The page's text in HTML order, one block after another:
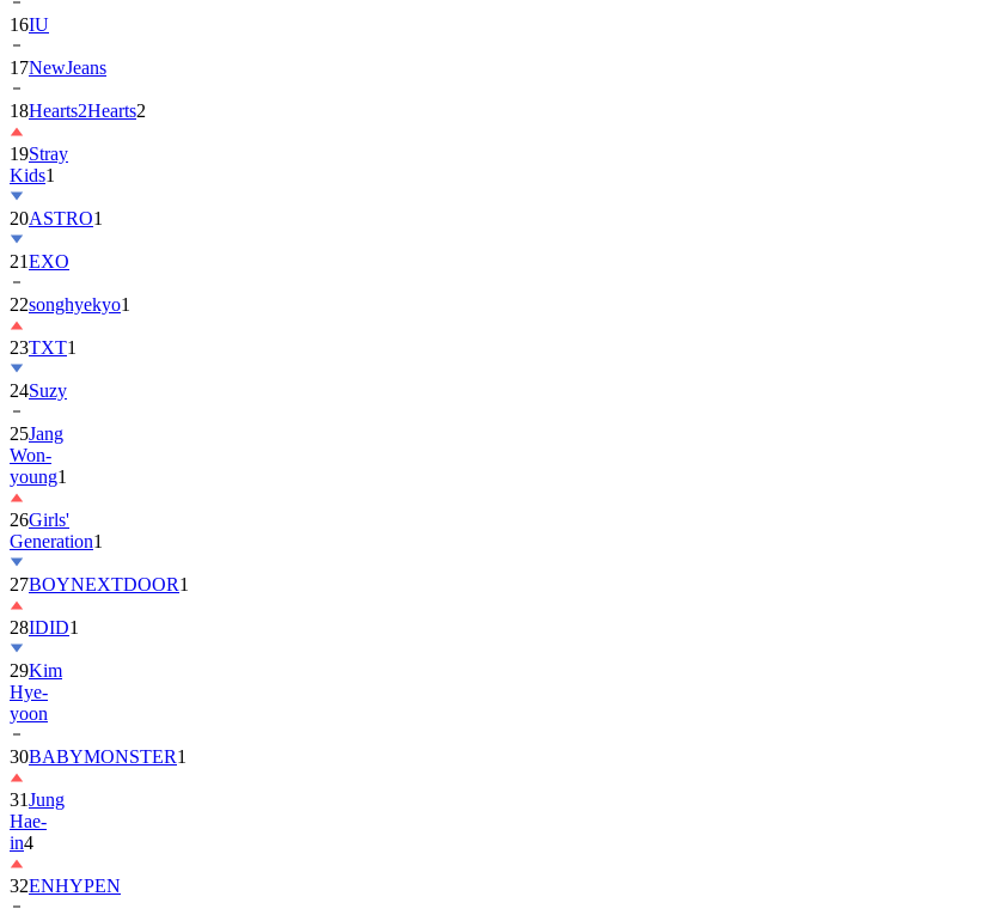
17NewJeans
18Hearts2Hearts
19Stray
Kids
20ASTRO
21EXO
22songhyekyo
23TXT1
24Suzy
25Jang
Won-
young1
26Girls'
Generation
27BOYNEXTDOOR
28IDID1
29Kim
Hye-
yoon
30BABYMONSTER
31Jung
Hae-
in4
32ENHYPEN
332PM